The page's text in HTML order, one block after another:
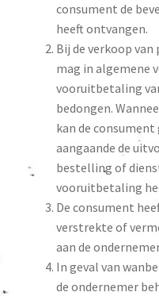
consument de
heeft ontvangen.
Bij de verkoop
mag in algemene
vooruitbetaling
bedongen.
kan de
aangaande de
bestelling of
vooruitbetaling
De consument
verstrekte of
aan de
In geval van
de ondernemer